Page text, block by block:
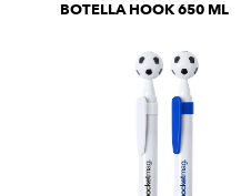
BOTELLA HOOK 650 ML